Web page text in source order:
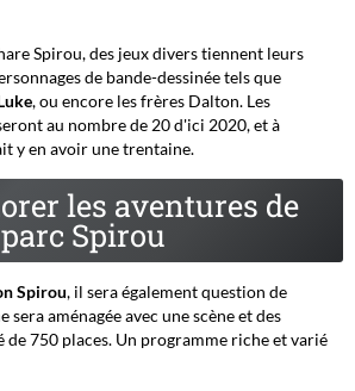
Spirou, des jeux divers tiennent leurs
de bande-dessinée tels que
, ou encore les frères Dalton. Les
au nombre de 20 d'ici 2020, et à
y en avoir une trentaine.
les aventures de
Spirou
Spirou, il sera également question de
sera aménagée avec une scène et des
750 places. Un programme riche et varié